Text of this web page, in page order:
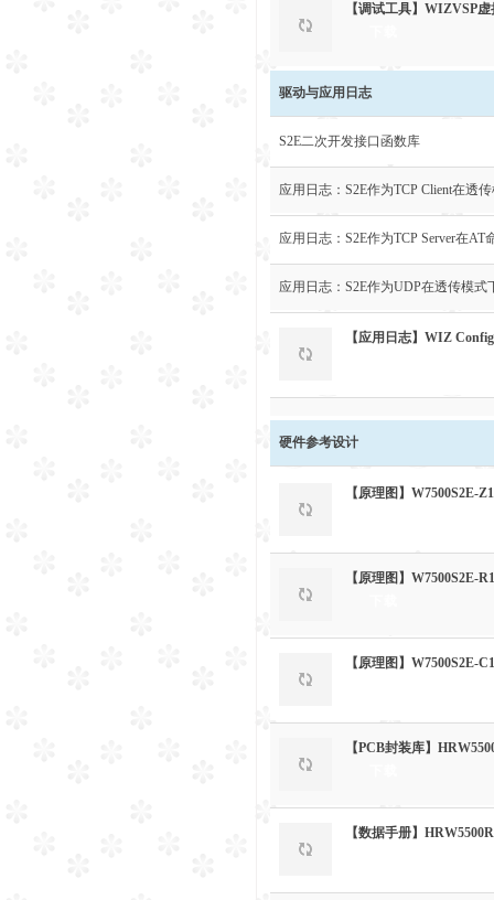
【调试工具】WIZVSP
驱动与应用日志
S2E二次开发接口函数库
应用日志：S2E作为TCP Client在透
应用日志：S2E作为TCP Server在AT
应用日志：S2E作为UDP在透传模式
【应用日志】WIZ
硬件参考设计
【原理图】W7500S2E-
【原理图】W7500S2E-
【原理图】W7500S2E-
【PCB封装库】
【数据手册】